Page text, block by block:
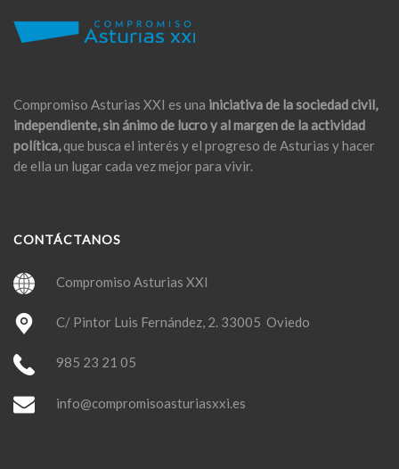
Compromiso Asturias XXI es una iniciativa de la sociedad civil,
independiente, sin ánimo de lucro y al margen de la actividad
política,que busca el interés y el progreso de Asturias y hacer
de ella un lugar cada vez mejor para vivir.
CONTÁCTANOS
Compromiso Asturias XXI
C/ Pintor Luis Fernández, 2. 33005 Oviedo
985 23 21 05
info@compromisoasturiasxxi.es